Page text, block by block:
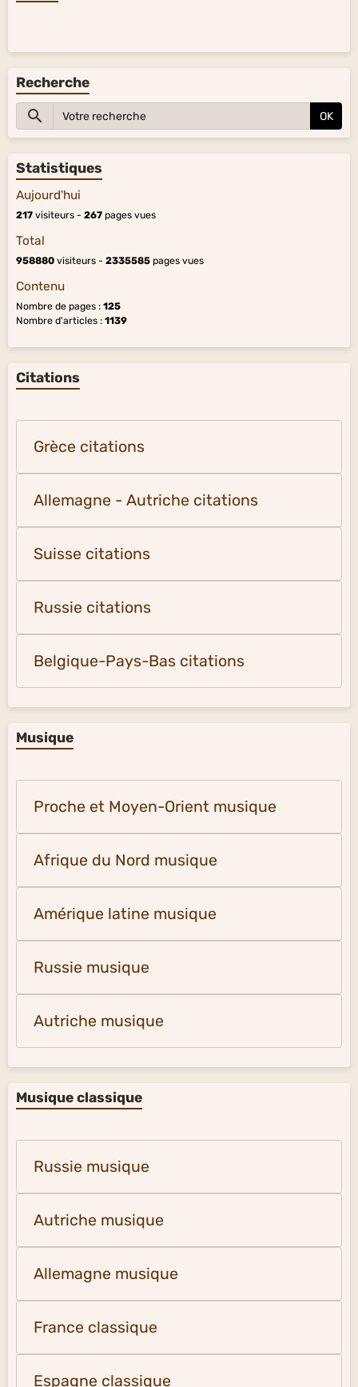
Recherche
OK
Statistiques
Aujourd'hui
217 visiteurs - 267 pages vues
Total
958880 visiteurs - 2335585 pages vues
Contenu
Nombre de pages : 125
Nombre d'articles : 1139
Citations
Grèce citations
Allemagne - Autriche citations
Suisse citations
Russie citations
Belgique-Pays-Bas citations
Musique
Proche et Moyen-Orient musique
Afrique du Nord musique
Amérique latine musique
Russie musique
Autriche musique
Musique classique
Russie musique
Autriche musique
Allemagne musique
France classique
Espagne classique